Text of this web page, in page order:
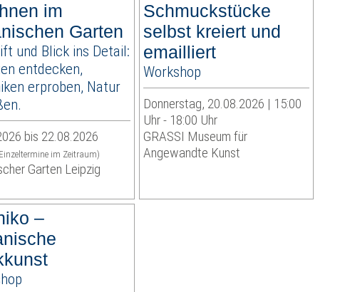
im
Garten
und Blick ins Detail:
entdecken,
erproben, Natur
bis 22.08.2026
im Zeitraum)
Garten Leipzig
Schmuckstücke
selbst kreiert und
emailliert
Workshop
Donnerstag, 20.08.2026 | 15:00
Uhr - 18:00 Uhr
GRASSI Museum für
Angewandte Kunst
–